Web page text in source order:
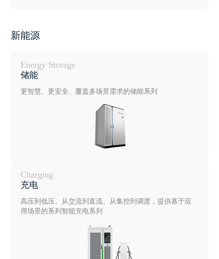
新能源
Energy Storage
储能
更智慧、更安全、覆盖多场景需求的储能系列
Charging
充电
高压到低压、从交流到直流、从集控到调度，提供基于应
用场景的系列智能充电系列